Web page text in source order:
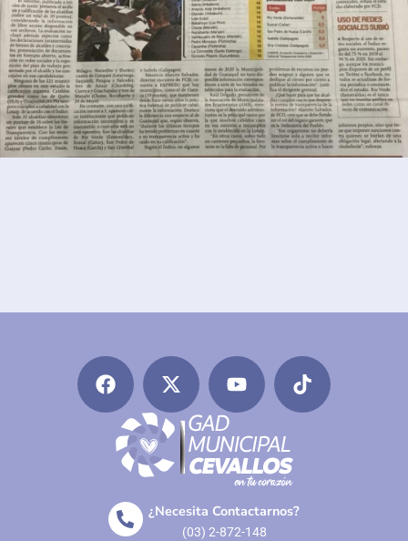
¿Necesita Contactarnos?
(03) 2-872-148